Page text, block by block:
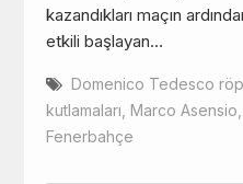
kazandıkları maçın
etkili başlayan…
Domenico Tedesco
kutlamaları Marco Asensio
Fenerbahçe